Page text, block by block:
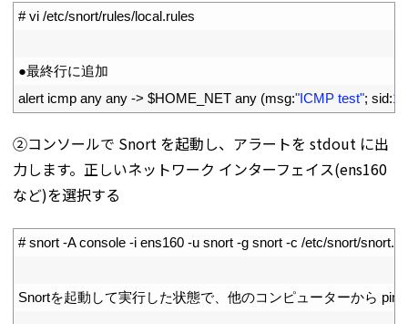
# vi /etc/snort/rules/local.rules
●最終行に追加
alert icmp any any -> $HOME_NET any (msg:"ICMP test"; sid:
②コンソールで Snort を起動し、アラートを stdout に出
力します。正しいネットワーク インターフェイス(ens160
など)を選択する
# snort -A console -i ens160 -u snort -g snort -c /etc/snort/
Snortを起動して実行した状態で、他のコンピューターから ping